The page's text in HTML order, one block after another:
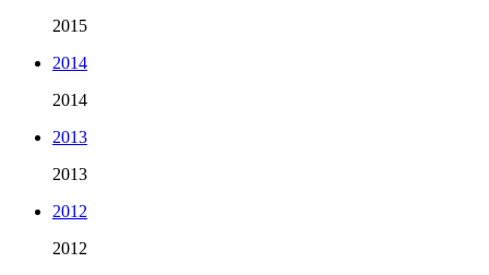
2015
2014
2014
2013
2013
2012
2012